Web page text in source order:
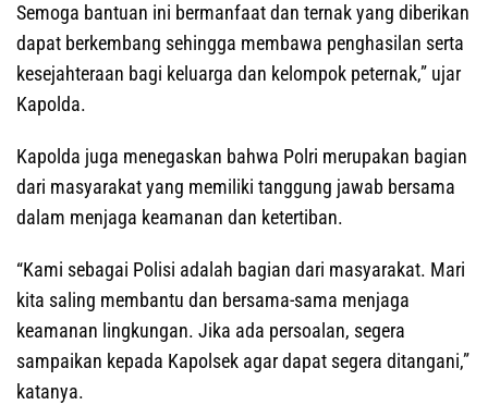
Semoga bantuan ini bermanfaat dan ternak yang diberikan
dapat berkembang sehingga membawa penghasilan serta
kesejahteraan bagi keluarga dan kelompok peternak,” ujar
Kapolda.
Kapolda juga menegaskan bahwa Polri merupakan bagian
dari masyarakat yang memiliki tanggung jawab bersama
dalam menjaga keamanan dan ketertiban.
“Kami sebagai Polisi adalah bagian dari masyarakat. Mari
kita saling membantu dan bersama-sama menjaga
keamanan lingkungan. Jika ada persoalan, segera
sampaikan kepada Kapolsek agar dapat segera ditangani,”
katanya.